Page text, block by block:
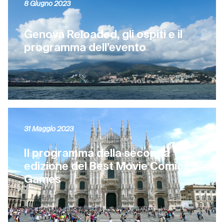
Genova Reloaded, gli ospiti e il
programma dell’evento
8 Giugno 2023
Il programma della seconda
edizione del Best Movie Comics &
Games
31 Maggio 2023